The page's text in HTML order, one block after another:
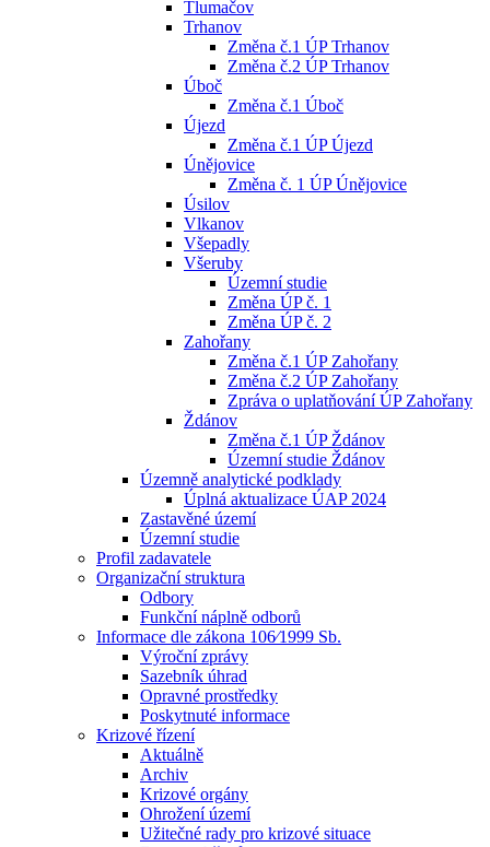
Tlumačov
Trhanov
Změna č.1 ÚP Trhanov
Změna č.2 ÚP Trhanov
Úboč
Změna č.1 Úboč
Újezd
Změna č.1 ÚP Újezd
Únějovice
Změna č. 1 ÚP Únějovice
Úsilov
Vlkanov
Všepadly
Všeruby
Územní studie
Změna ÚP č. 1
Změna ÚP č. 2
Zahořany
Změna č.1 ÚP Zahořany
Změna č.2 ÚP Zahořany
Zpráva o uplatňování ÚP Zahořany
Ždánov
Změna č.1 ÚP Ždánov
Územní studie Ždánov
Územně analytické podklady
Úplná aktualizace ÚAP 2024
Zastavěné území
Územní studie
Profil zadavatele
Organizační struktura
Odbory
Funkční náplně odborů
Informace dle zákona 106⁄1999 Sb.
Výroční zprávy
Sazebník úhrad
Opravné prostředky
Poskytnuté informace
Krizové řízení
Aktuálně
Archiv
Krizové orgány
Ohrožení území
Užitečné rady pro krizové situace